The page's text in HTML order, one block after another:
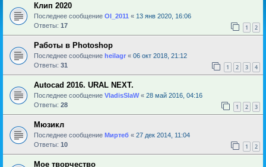
Клип 2020
Последнее сообщение Ol_2011 « 13 янв 2020, 16:06
Ответы: 17 1 2
Работы в Photoshop
Последнее сообщение heilagr « 06 окт 2018, 21:12
Ответы: 31 1 2 3 4
Autocad 2016. URAL NEXT.
Последнее сообщение VladisSlaW« 28 май 2016, 04:16
Ответы: 28 1 2 3
Мюзикл
Последнее сообщение Миртеб « 27 дек 2014, 11:04
Ответы: 10 1 2
Мое творчество